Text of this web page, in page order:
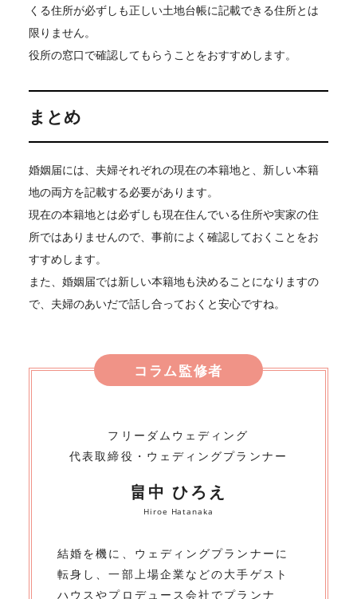
くる住所が必ずしも正しい土地台帳に記載できる住所とは
限りません。
役所の窓口で確認してもらうことをおすすめします。
まとめ
婚姻届には、夫婦それぞれの現在の本籍地と、新しい本籍
地の両方を記載する必要があります。
現在の本籍地とは必ずしも現在住んでいる住所や実家の住
所ではありませんので、事前によく確認しておくことをお
すすめします。
また、婚姻届では新しい本籍地も決めることになりますの
で、夫婦のあいだで話し合っておくと安心ですね。
コラム監修者
フリーダムウェディング
代表取締役・ウェディングプランナー
畠中 ひろえ
Hiroe Hatanaka
結婚を機に、ウェディングプランナーに
転身し、一部上場企業などの大手ゲスト
ハウスやプロデュース会社でプランナ